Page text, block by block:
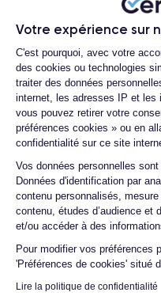
Votre expérience sur
Plateforme de
C'est pourquoi, avec votre
des cookies ou technologies
traiter des données
internet, les adresses IP et les
vous pouvez retirer votre
préférences cookies » ou en
confidentialité sur ce site
Vos données personnelles
Données d'identification par
contenu personnalisés,
contenu, études d’audience et
et/ou accéder à des
Pour modifier vos préférences
'Préférences de cookies' situé
Lire la politique de confidentialité
Dimensions
Date de sortie
7/09/2022
Dimensions
160.8×78.1×7.8 mm
OLED 6.7 pouces
RAM
6 Go
Nom CPU
Apple A15 Bionic
Questions
Quelle est la
Plus reconditionné
Quelle est la
14 Plus d'occasion
reconditionné ?
Comment activer
Proposez-vous
casse due à des
Quelles sont les
les batteries ?
Quels sont les
commande ?